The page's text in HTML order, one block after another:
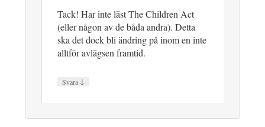
Tack! Har inte läst The Children Act
(eller någon av de båda andra). Detta
ska det dock bli ändring på inom en inte
alltför avlägsen framtid.
Svara ↓